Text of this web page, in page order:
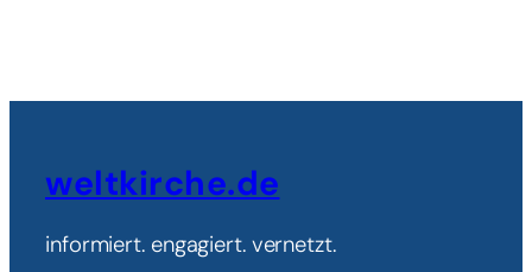
weltkirche.de
informiert. engagiert. vernetzt.